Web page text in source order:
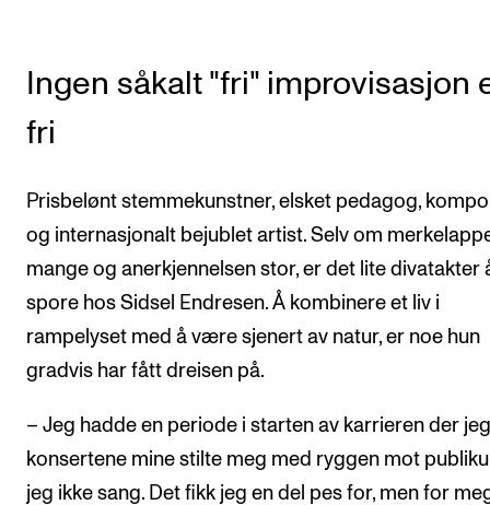
Nyheter for studenter
KONTAKTER
Kontaktpunkt
Studentutvalet SUT
Biblioteket
Organisasjon
Ingen såkalt "fri" improvisasjon
fri
Prisbelønt stemmekunstner, elsket pedagog,
og internasjonalt bejublet artist. Selv om
mange og anerkjennelsen stor, er det lite divatakter
spore hos Sidsel Endresen. Å kombinere et liv i
rampelyset med å være sjenert av natur, er noe hun
gradvis har fått dreisen på.
– Jeg hadde en periode i starten av karrieren der
konsertene mine stilte meg med ryggen mot
jeg ikke sang. Det fikk jeg en del pes for, men for